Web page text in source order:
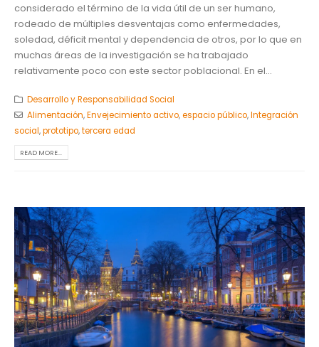
considerado el término de la vida útil de un ser humano,
rodeado de múltiples desventajas como enfermedades,
soledad, déficit mental y dependencia de otros, por lo que en
muchas áreas de la investigación se ha trabajado
relativamente poco con este sector poblacional. En el...
Desarrollo y Responsabilidad Social
Alimentación,Envejecimiento activo,espacio público,Integración
social,prototipo,tercera edad
READ MORE...